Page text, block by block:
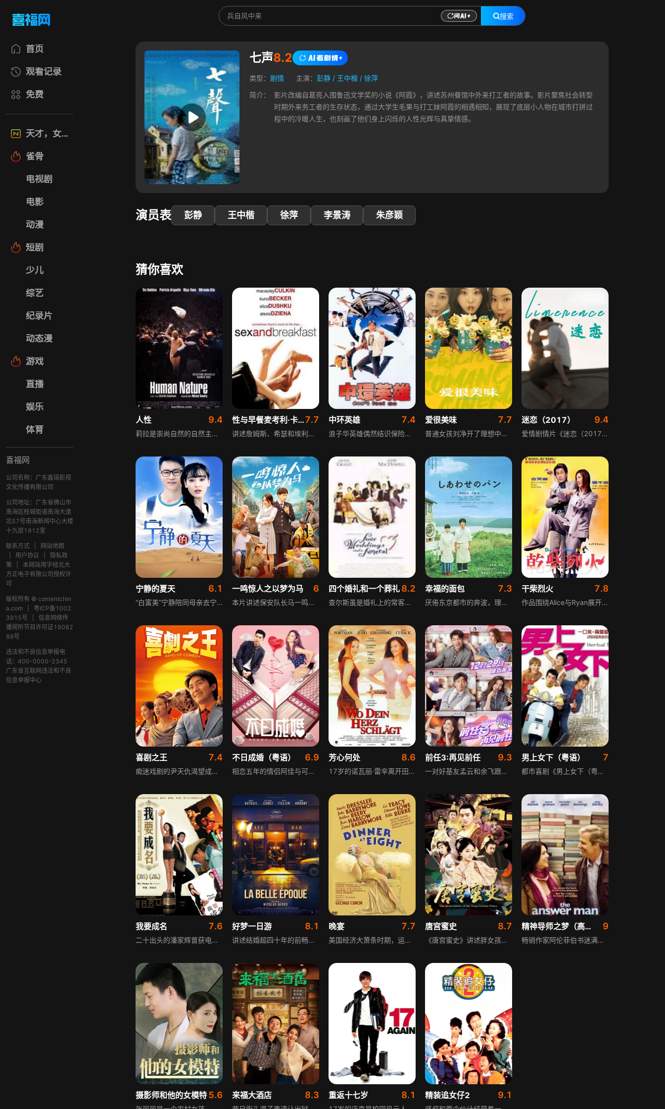
搜索
首页
观看记录
免费
天才，女友
雀骨
电视剧
电影
动漫
短剧
少儿
综艺
纪录片
动态漫
游戏
直播
娱乐
体育
喜福网
公司名称：广东鑫锘影视
文化传播有限公司
公司地址：广东省佛山市
南海区桂城街道南海大道
北57号南海新闻中心大楼
十九层1912室
联系方式
网站地图
用户协议
隐私政
策
本网站用字经北大
方正电子有限公司授权许
可
版权所有 © contentchin
a.com
粤ICP备1002
3915号
信息网络传
播视听节目许可证19082
89号
违法和不良信息举报电
话：400-0000-2345
广东省互联网违法和不良
信息举报中心
七声8.2
类型： 剧情 主演： 彭静 / 王中楷 / 徐萍
简介：
影片改编自葛亮入围鲁迅文学奖的小说《阿霞》，讲述苏州餐馆中外来打工者的故事。影片聚焦社会转型
时期外来务工者的生存状态，通过大学生毛果与打工妹阿霞的相遇相知，展现了底层小人物在城市打拼过
程中的冷暖人生，也刻画了他们身上闪烁的人性光辉与真挚情感。
演员表 彭静 王中楷 徐萍 李景涛 朱彦颖
猜你喜欢
人性 9.4
莉拉是崇尚自然的自然主义者，男友内森是教条主义者，两人性格和生活理念迥异，艰难维系的爱情因帕弗的出现打破平衡。帕弗从小随父亲生活在深山，外表和内心都似“野人”，内森兴致勃勃要在他身上开展计划，莉拉却陷入犹豫矛盾，在被压抑的真性情与多年感情间艰难抉择。
性与早餐麦考利·卡尔金库诺·贝克艾丽莎·杜什库7.7
讲述詹姆斯、希瑟和埃利斯、雷妮两对年轻夫妇，因缺乏相处经验，婚后不久便出现感情危机。他们尝试通过换偶修复破碎关系，然而婚姻与性的背叛让矛盾加剧，嫉妒、怨恨随之而来。冷静思考后，他们终于发现各自的最爱，领悟到生活不只是性和早餐那么简单，重新理解了亲密关系的真谛。
中环英雄 7.4
浪子华英雄偶然结识保险公司高级职员张豪杰，并在他的介绍下进入保险公司工作，很快得到上司梅小姐垂青。后张因脑中长瘤被辞退，同时结识了黑帮老大的女儿芬妮，但担心病体拖累她而处处躲避。华陪张去医院拿证明时遇上抢劫，劫匪正是华的旧友，华说服他们束手就擒，真的变成了中环英雄。
爱很美味 7.7
普通女孩刘净开了理想中的餐厅，经营现状却让她动摇；漂亮女孩方欣想证明自己不是“花瓶”，意外怀孕打乱节奏；强势女孩夏梦习惯赢，却未学会接受输。生活总有麻烦，但姐妹是彼此的底气，哪怕不完美，她们也是最完美的姐妹。影片延续剧版故事，由原班人马打造，展现都市女性的成长与情谊。
迷恋（2017） 9.4
爱情剧情片《迷恋（2017）》讲述心怀梦想的自由派画家，为追求艺术事业搬到加州威尼斯的故事。她在这里结识了魅力十足的画廊导演，并陷入热烈的情感纠葛。这段关系让她深刻体悟到亲密关系的真谛：承诺是需要主动选择的，而真正的爱情并非理所当然，是一段关于成长与情感认知的细腻刻画。
宁静的夏天 6.1
“白富美”宁静陪同母亲去宁夏旅游，途中遇碰瓷笨贼，导游夏天因被宁静投诉成“流氓”，后因母亲走失，两人陷入无休止“掐架”，又收到不明身份者的勒索短信，沿线索展开寻人。走访中发现母亲曾在宁夏生活七年，最终找到母亲插队的金山乡，遇见母亲的初恋杨青老师，得知母亲的过往，宁静与夏天这对欢喜冤家也由厌生爱，终成眷属。
一鸣惊人之以梦为马 6
本片讲述保安队长马一鸣梦中与专门曝光物业负面新闻的女记者业主易佳人换身体验，由梦境得到启发，以梦想为动力，与易佳人共同经历业主与物业的种种冲突，换位思考，从对方立场和思维化解过去未能解决的矛盾，最终在现实中获得圆满结局，充满奇幻色彩与温情。
四个婚礼和一个葬礼 8.2
查尔斯虽是婚礼上的常客，却对结婚怀有莫名疑惧。某个乡村婚礼上，他对美国姑娘凯瑞一见倾心，不顾朋友大嚼有关她的诸多是非，与她共度了美好的一夜。次日，凯莉一声不响地回了美国，查尔斯被搞得心神不宁。两月过去，伦敦某个婚礼上，两人又相遇，但凯瑞正准备结婚，不过在她的主动下，两人再次共度良宵。又一月，查尔斯收到凯瑞的结婚请柬，挑礼物时，他再与凯莉相遇，对方向他讲起自己的风流韵史，搞得查尔斯很想开口同她求婚。垂头丧气地参加完凯瑞的婚礼后，查尔斯接受了他并不爱的女孩的表白，而直到某次葬礼的来临，“爱你在心口难开”的他才决定鼓足勇气向又一次遇见的凯瑞表白爱意。
幸福的面包 7.3
厌倦东京都市的奔波，理绘与丈夫移居北海道月浦，经营面包咖啡店Máni。这里见证了诸多故事：受伤的青年男女萌生情愫，父女在店中寄托对逝去亲人的思念，病入膏肓的老人在此品味人生。四季流转，面包与咖啡的香气里，交织着人间的爱与离别。
干柴烈火 7.8
作品围绕Alice与Ryan展开都市情感故事，Alice其貌不扬却心地善良，家中四代开设跌打馆，身为记者的她还精通中医术。因效力的《淑女》杂志被《绅士》杂志收购，Alice结识了该杂志副主编Ryan，Ryan外表英俊潇洒，实际身体虚弱。两人最初存在误会，冰释后成为朋友，Alice悄悄喜欢上Ryan，毫不知情的Ryan却告诉Alice自己对名作家Michelle一见钟情，身为Michelle忠实读者的Alice开始帮Ryan追求梦中情人，自己则默默守候在Ryan身边。
喜剧之王 7.4
痴迷戏剧的尹天仇渴望成为演员，日常除了跑龙套，还在街坊福利会开设演员训练班。柳飘飘前来学习表演，尹天仇指导她的过程中，发现她有不愉快的感情经历，相处中柳飘飘对尹天仇渐生情愫。尹天仇饱受白眼后得到大明星杜娟儿认可，被提携为新戏男主角，却意外被换角，沮丧不已。片场卧底警员身份暴露，尹天仇机缘巧合帮忙破案，之后依旧活跃在街坊福利会的演员训练班里。
不日成婚（粤语） 6.9
相恋五年的情侣阿佳与可怡，因“结婚”一事爆发严重感情危机。可怡将结婚视作爱情的终极证明，阿佳却把结婚当成爱情的坟墓。为此两人各出奇招，上演了Cosplay、午夜示好、赴澳门出行等一系列闹剧，一场围绕婚恋观念的男女情感博弈就此展开。就在阿佳以为成功摆脱“结婚陷阱”时，可怡身上却发生了意外状况，让两人的关系再度陷入未知。
芳心何处 8.6
17岁的诺瓦丽·雷辛离开田纳西的拖车屋，前往加利福尼亚寻找新生活。在俄克拉荷马，怀孕的她遭男友抛弃，因没钱躲在当地沃尔玛生下孩子，成为当地“名人”。她决定把这里当作新家，与一位图书管理员产生真挚恋情，在陌生的城市里，她开启了全新的人生篇章。
前任3:再见前任 9.3
一对好基友孟云和余飞跟女友都因一点小事宣告分手，并且“拒绝挽回，死不认错”。两人在夜店、派对与交友软件上放飞人生第二春，大肆庆祝“黄金单身期”，从而引发一系列好笑的故事。孟云与女友同甘共苦却难逃“五年之痒”，余飞与女友则棋逢敌手相爱相杀无绝期。现实的“打脸”来得猝不及防，两对恋人都将面对最终选择。
男上女下（粤语） 7
都市喜剧《男上女下（粤语）》讲述天性爽朗的林尾珠，12岁时父亲离世，留下一间凉茶铺，她打理得有声有色，却忽略了呆板书法家赵世春与凉茶铺伙计萧亮的爱意。她廉价租房给武打替身甄志丹，甄被明星女友甩后，尾珠的关怀让二人走近，尾珠还鼓励他的事业。二人确立关系后，甄去阿根廷演男主角半年，尾珠因没信心提出暂时分开，半年后二人能否终成眷属？
我要成名 7.6
二十出头的潘家辉曾获电影金像奖最佳新人，被电视台力捧却不懂珍惜，事业人气下滑，后来当上临时演员领班。他遇见对演戏充满热忱的吴晓菲，吴晓菲的执着打动了他，潘家辉成为她的经理人兼导师，两人朝夕相处。就在潘家辉发觉自己爱上吴晓菲时，吴晓菲却要离开他，前往日本开启主演之路。
好梦一日游 8.1
讲述结婚超四十年的前畅销作家维多，渐渐失去创作灵感，与妻子的婚姻也亮起红灯。对生活丧失热忱的他，在儿子与朋友帮助下，决定接受“回忆美好公司”的神秘体验，借助电影道具搭建的拟真场景和专业演员的演绎，回到当年在酒吧遇见挚爱的那一天，重温美好恋情，试图挽回婚姻，充满温情与奇幻色彩。
晚宴 7.7
美国经济大萧条时期，运输业大亨奥利弗的公司受冲击，他一面找朋友买自己股票，一面邀公爵夫妇参加家庭晚宴挽救企业。晚宴名单上有旧情人卡罗塔、暴发户帕克，女儿波拉也计划在晚宴上和男友分手嫁大三十岁的男演员拉瑞。晚宴当天，公爵夫妇改行程，拉瑞自杀，奥利弗生意遇挫，这场看似普通的晚宴，成为众人命运与矛盾的集中爆发点。
唐宫蜜史 8.7
《唐宫蜜史》讲述胖女孩欲桓虽身材圆润、不受男生喜欢，却乐观开朗，敢于面对生活。一次意外让她穿越回唐朝，邂逅疼她的寿王李瑁，首次感受爱情的她成为寿王妃。武惠妃逝世后，寿王夫妇拜见唐玄宗，玄宗对欲桓一见钟情，身为儿子妃子的她，陷入玄宗与寿王的争夺，董贵妃也卷入其中，一场夺桓之战就此拉开。
精神导师之梦（高清爱上单身妈妈） 9
畅销作家阿伦菲伯书迷满天下，却只想独自过不受打扰的生活，他的秘密身份被热情书商揭开，还因此与两位美丽女子交往。随着阿伦逐渐打开心防，他必须面对自己的过去，坦承自己并不如书中所写的那般睿智，在与他人的相处中重新认识自我，也逐渐理解生活的真谛。
摄影师和他的女模特 5.6 来福大酒店 8.3 重返十七岁 8.1 精装追女仔2 9.1